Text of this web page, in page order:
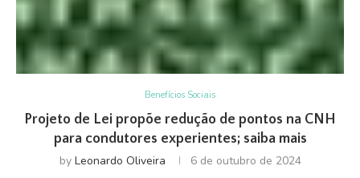
Benefícios Sociais
Projeto de Lei propõe redução de pontos na CNH
para condutores experientes; saiba mais
by Leonardo Oliveira 6 de outubro de 2024